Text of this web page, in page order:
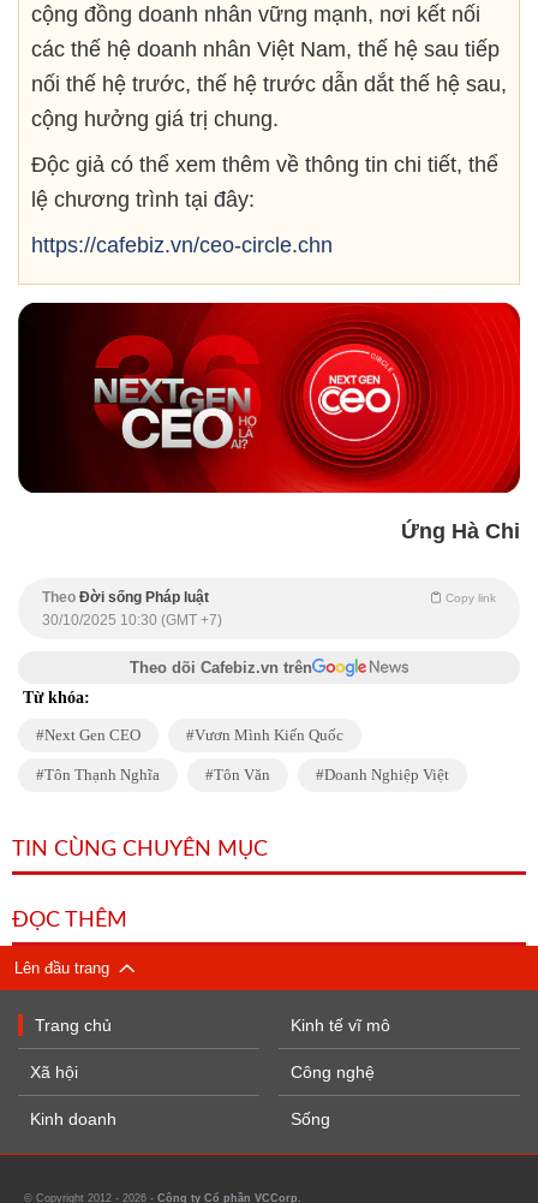
cộng đồng doanh nhân vững mạnh, nơi kết nối
các thế hệ doanh nhân Việt Nam, thế hệ sau tiếp
nối thế hệ trước, thế hệ trước dẫn dắt thế hệ sau,
cộng hưởng giá trị chung.
Độc giả có thể xem thêm về thông tin chi tiết, thể
lệ chương trình tại đây:
https://cafebiz.vn/ceo-circle.chn
Ứng Hà Chi
Theo Đời sống Pháp luật Copy link
30/10/2025 10:30 (GMT +7)
Theo dõi Cafebiz.vn trên
Từ khóa:
Next Gen CEO Vươn Mình Kiến Quốc
Tôn Thạnh Nghĩa Tôn Văn Doanh Nghiệp Việt
TIN CÙNG CHUYÊN MỤC
ĐỌC THÊM
Lên đầu trang
Trang chủ
Xã hội
Kinh doanh
Kinh tế vĩ mô
Công nghệ
Sống
© Copyright 2012 - 2026 - Công ty Cổ phần VCCorp.